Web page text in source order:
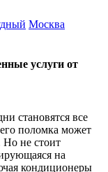
Москва
услуги от
становятся все
поломка может
Но не стоит
на
кондиционеры